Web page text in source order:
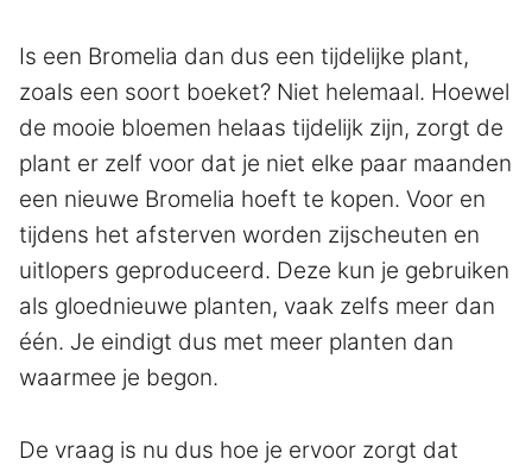
Is een Bromelia dan dus een tijdelijke plant,
zoals een soort boeket? Niet helemaal. Hoewel
de mooie bloemen helaas tijdelijk zijn, zorgt de
plant er zelf voor dat je niet elke paar maanden
een nieuwe Bromelia hoeft te kopen. Voor en
tijdens het afsterven worden zijscheuten en
uitlopers geproduceerd. Deze kun je gebruiken
als gloednieuwe planten, vaak zelfs meer dan
één. Je eindigt dus met meer planten dan
waarmee je begon.
De vraag is nu dus hoe je ervoor zorgt dat